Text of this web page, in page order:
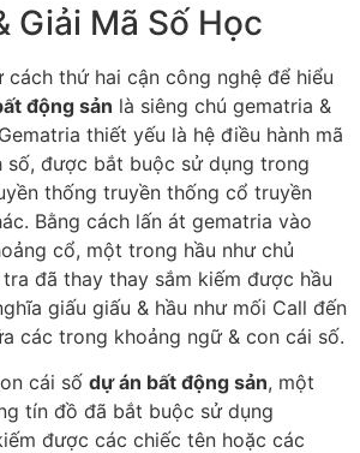
Giải Mã Số Học
cách thứ hai cận công nghệ để hiểu
động sản là siêng chú gematria &
thiết yếu là hệ điều hành mã
số, được bắt buộc sử dụng trong
thống truyền thống cổ truyền
Bằng cách lấn át gematria vào
cổ, một trong hầu như chủ
đã thay thay sắm kiếm được hầu
giấu giấu & hầu như mối Call đến
các trong khoảng ngữ & con cái số.
cái số dự án bất động sản, một
tín đồ đã bắt buộc sử dụng
được các chiếc tên hoặc các